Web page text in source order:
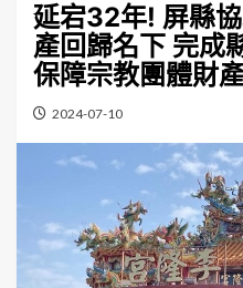
延宕32年! 屏縣
產回歸名下 完成
保障宗教團體財
2024-07-10